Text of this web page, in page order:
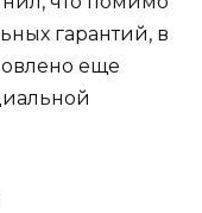
гарантий, в
еще